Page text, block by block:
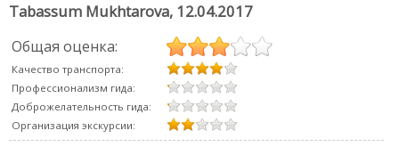
Tabassum Mukhtarova, 12.04.2017
Общая оценка:
Качество транспорта:
Профессионализм гида:
Доброжелательность гида:
Организация экскурсии: